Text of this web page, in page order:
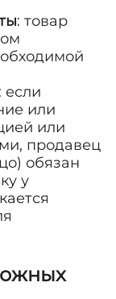
: товар
если
или
или
продавец
обязан
у